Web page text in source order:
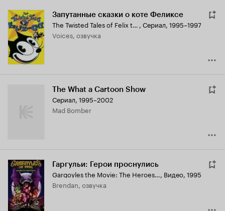
Запутанные сказки о коте Феликсе
The Twisted Tales of Felix the Cat , Сериал, 1995–1997
Voices, озвучка
The What a Cartoon Show
Сериал, 1995–2002
Mad Bomber
Гаргульи: Герои проснулись
Gargoyles the Movie: The Heroes Awaken, Видео, 1995
Brendan, озвучка